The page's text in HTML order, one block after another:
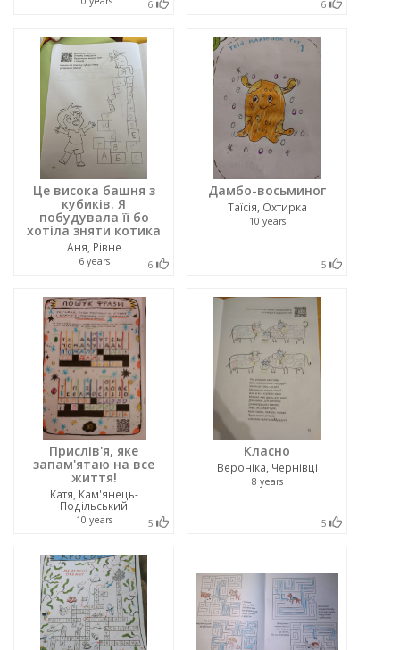
6 6
Це висока башня з
кубиків. Я
побудувала її бо
хотіла зняти котика
Аня, Рівне
6 years 6
Дамбо-восьминог
Таїсія, Охтирка
10 years
5
Прислів'я, яке
запам'ятаю на все
життя!
Катя, Кам'янець-
Подільський
10 years 5
Класно
Вероніка, Чернівці
8 years
5